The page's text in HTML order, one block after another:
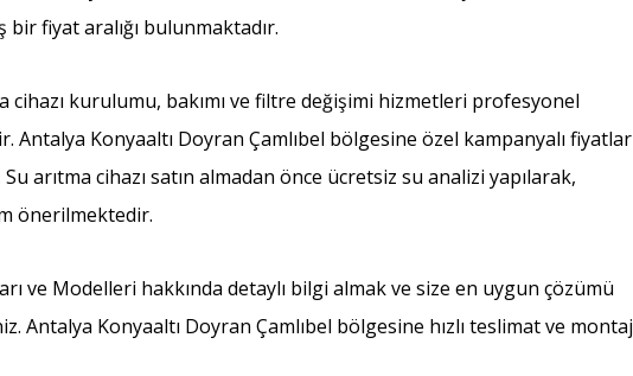
fiyat aralığı bulunmaktadır.
cihazı kurulumu, bakımı ve filtre değişimi hizmetleri profesyonel
Konyaaltı Doyran Çamlıbel bölgesine özel kampanyalı fiyatlar
arıtma cihazı satın almadan önce ücretsiz su analizi yapılarak,
önerilmektedir.
ve Modelleri hakkında detaylı bilgi almak ve size en uygun çözümü
Antalya Konyaaltı Doyran Çamlıbel bölgesine hızlı teslimat ve montaj